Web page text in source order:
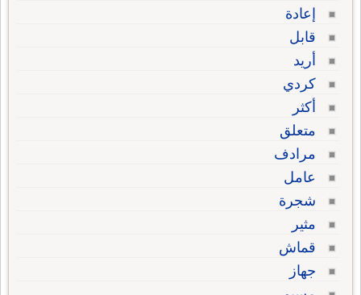
إعادة
قابل
أريد
كردي
أكثر
متعلق
مرادف
عامل
شجرة
مثير
قماش
جهاز